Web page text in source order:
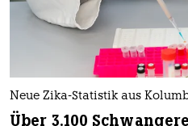
Neue Zika-Statistik aus
Über 3.100